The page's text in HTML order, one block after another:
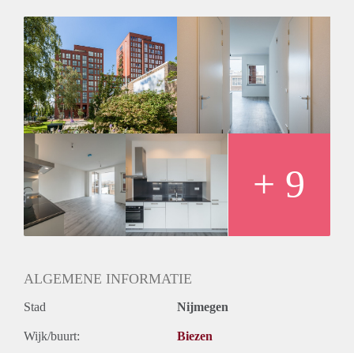
appartementen voorzien van een nette PVC vloer. Daarnaast
krijg je er een privé parkeerplaats bij in de parkeergarage.
Bijzonderheden:
Huurprijs € 1.065,00 exclusief € 65,00 servicekosten per
maand | Minimale huurperiode 12 maanden |
Nutsvoorzieningen verzorgt de nieuwe huurder | Inkomenseis
3,5 maal de bruto maandhuur | 1 maand borgsom | 1
parkeerplaats in de parkeergarage | Studenten en
woningdelers niet toegestaan
+ 9
ALGEMENE INFORMATIE
Stad Nijmegen
Wijk/buurt: Biezen